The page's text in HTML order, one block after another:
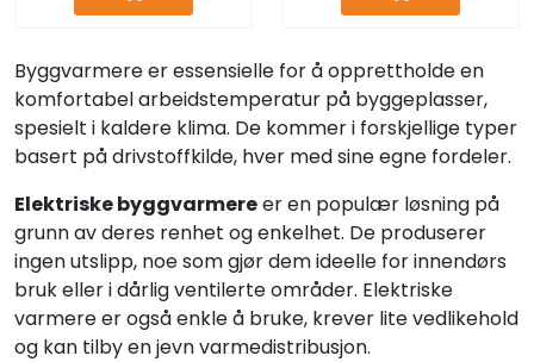
Byggvarmere er essensielle for å opprettholde en
komfortabel arbeidstemperatur på byggeplasser,
spesielt i kaldere klima. De kommer i forskjellige typer
basert på drivstoffkilde, hver med sine egne fordeler.
Elektriske byggvarmereer en populær løsning på
grunn av deres renhet og enkelhet. De produserer
ingen utslipp, noe som gjør dem ideelle for innendørs
bruk eller i dårlig ventilerte områder. Elektriske
varmere er også enkle å bruke, krever lite vedlikehold
og kan tilby en jevn varmedistribusjon.